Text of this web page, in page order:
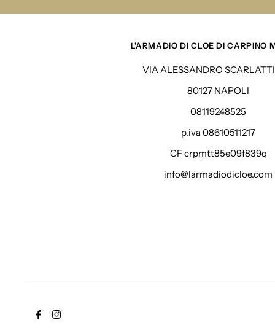
L'ARMADIO DI CLOE DI CARPINO
VIA ALESSANDRO SCARLATTI
80127 NAPOLI
08119248525
p.iva 08610511217
CF crpmtt85e09f839q
info@larmadiodicloe.com